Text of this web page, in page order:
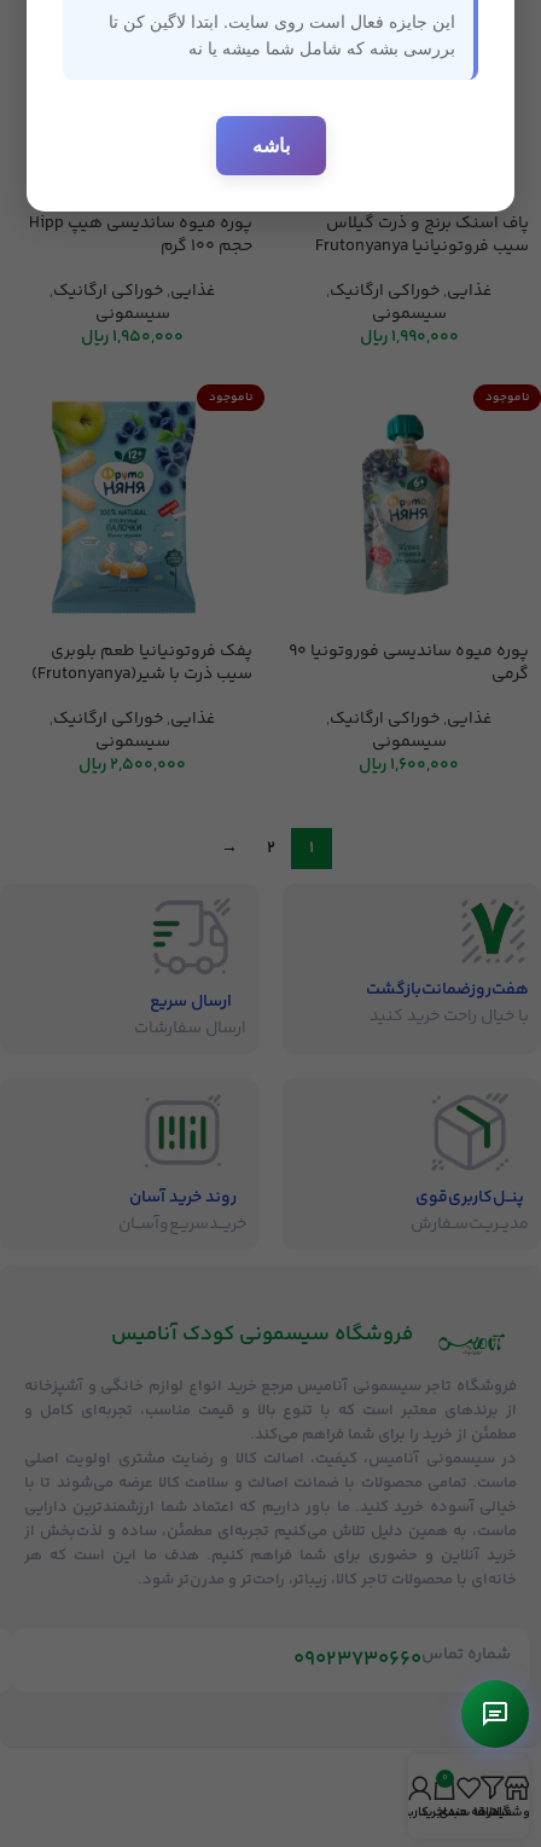
پاف اسنک برنج و ذرت گیلاس
سیب فروتونیانیا Frutonyanya
غذایی,خوراکی ارگانیک,
سیسمونی
1,990,000 ریال
پوره میوه ساندیسی هیپ Hipp
حجم 100 گرم
غذایی,خوراکی ارگانیک,
سیسمونی
1,950,000ریال
ناموجود
پوره میوه ساندیسی فوروتونیا 90
گرمی
غذایی,خوراکی ارگانیک,
سیسمونی
1,600,000ریال
ناموجود
پفک فروتونیانیا طعم بلوبری
سیب ذرت با شیر(Frutonyanya)
غذایی,خوراکی ارگانیک,
سیسمونی
2,500,000ریال
1
2
→
هفت‌روز‌ضمانت‌بازگشت
با خیال راحت خرید کنید
ارسال سریع
ارسال سفارشات
پنــل‌کاربری‌قوی
مدیــریـت‌سـفارش
روند خرید آسان
خریــد‌سریـع‌و‌آســان
فروشگاه‌ سیسمونی کودک آنامیس
فروشگاه تاجر سیسمونی آنامیس مرجع خرید انواع لوازم خانگی و آشپزخانه
از برندهای معتبر است که با تنوع بالا و قیمت مناسب، تجربه‌ای کامل و
مطمئن از خرید را برای شما فراهم می‌کند.
در سیسمونی آنامیس، کیفیت، اصالت کالا و رضایت مشتری اولویت اصلی
ماست. تمامی محصولات با ضمانت اصالت و سلامت کالا عرضه می‌شوند تا با
خیالی آسوده خرید کنید. ما باور داریم که اعتماد شما ارزشمندترین دارایی
ماست، به همین دلیل تلاش می‌کنیم تجربه‌ای مطمئن، ساده و لذت‌بخش از
خرید آنلاین و حضوری برای شما فراهم کنیم. هدف ما این است که هر
خانه‌ای با محصولات تاجر کالا، زیباتر، راحت‌تر و مدرن‌تر شود.
شماره تماس09023730660
فروشگاهفیلترها
علاقه مندی
0
سبد خرید
حساب کاربری من
این جایزه فعال است روی سایت. ابتدا لاگین کن تا
بررسی بشه که شامل شما میشه یا نه
باشه